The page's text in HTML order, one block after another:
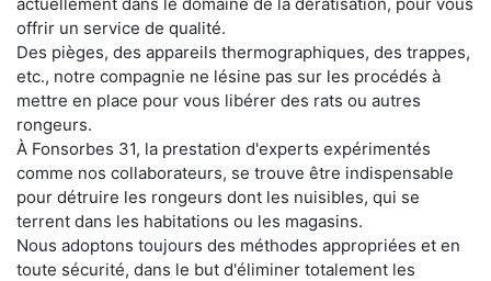
offrir un service de qualité.
Des pièges, des appareils thermographiques, des trappes,
etc., notre compagnie ne lésine pas sur les procédés à
mettre en place pour vous libérer des rats ou autres
rongeurs.
À Fonsorbes 31, la prestation d'experts expérimentés
comme nos collaborateurs, se trouve être indispensable
pour détruire les rongeurs dont les nuisibles, qui se
terrent dans les habitations ou les magasins.
Nous adoptons toujours des méthodes appropriées et en
toute sécurité, dans le but d'éliminer totalement les